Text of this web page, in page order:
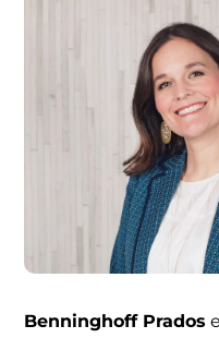
Benninghoff Prados